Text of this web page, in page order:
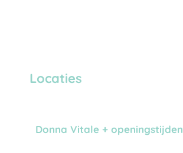
Locaties
Donna Vitale + openingstijden